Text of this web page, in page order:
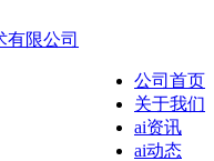
公司首页
关于我们
ai资讯
ai动态